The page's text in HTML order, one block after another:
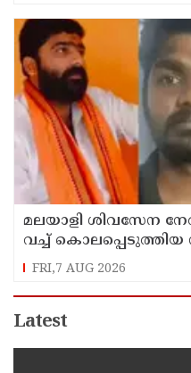
മലയാളി ശിവസേന
വച്ച് കൊലപ്പെടുത്തിയ
പിടിയിൽ
FRI,7 AUG 2026
Latest